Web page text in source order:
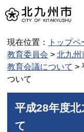
現在位置： トップペ
教育委員会 > 北九州
教育会議について >
ついて
平成28年度
て